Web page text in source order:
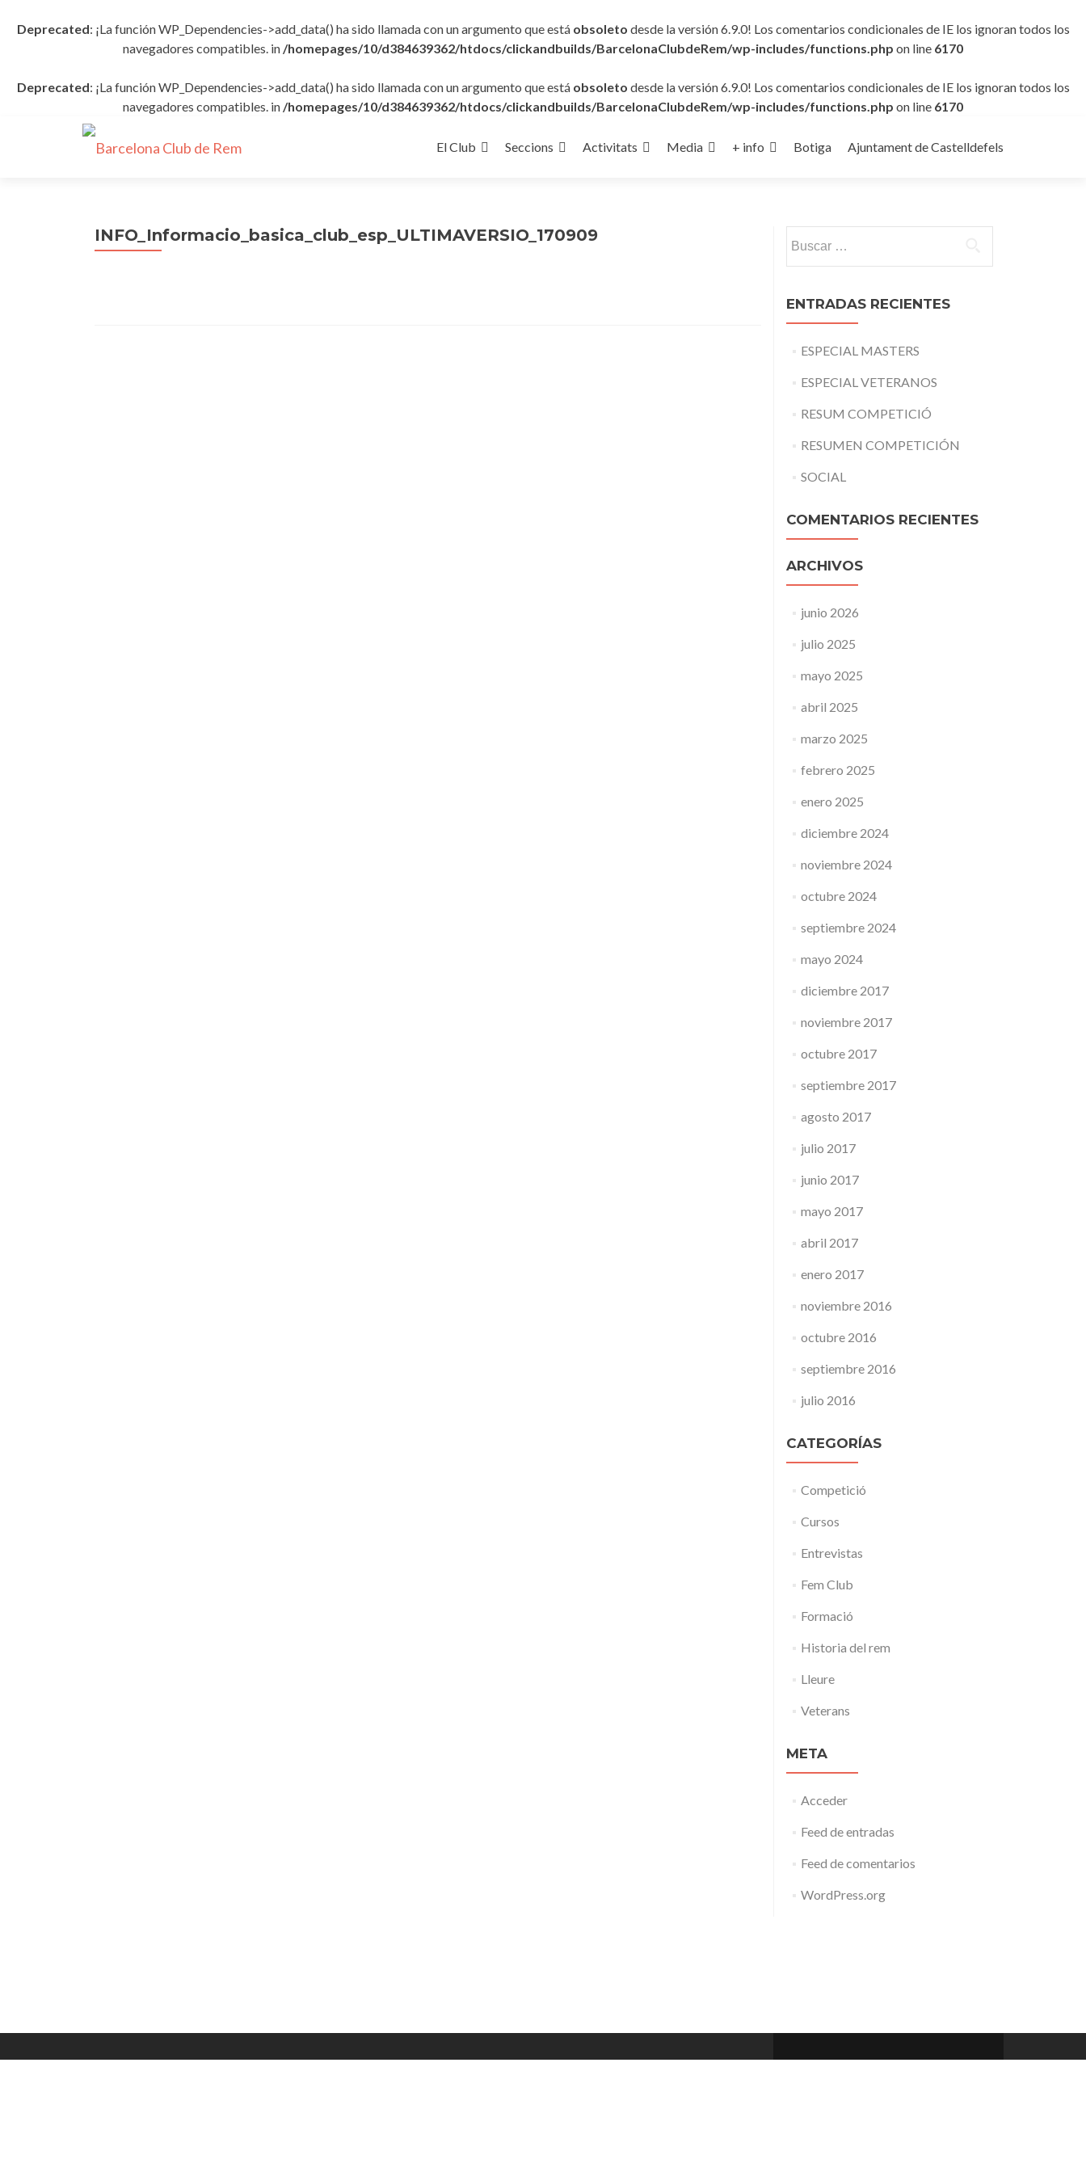
Deprecated: ¡La función WP_Dependencies->add_data() ha sido llamada con un argumento que está obsoleto desde la versión 6.9.0! Los comentarios condicionales de IE los ignoran todos los
navegadores compatibles. in /homepages/10/d384639362/htdocs/clickandbuilds/BarcelonaClubdeRem/wp-includes/functions.php on line 6170
Deprecated: ¡La función WP_Dependencies->add_data() ha sido llamada con un argumento que está obsoleto desde la versión 6.9.0! Los comentarios condicionales de IE los ignoran todos los
navegadores compatibles. in /homepages/10/d384639362/htdocs/clickandbuilds/BarcelonaClubdeRem/wp-includes/functions.php on line 6170
al
El Club Seccions Activitats Media + info Botiga Ajuntament de Castelldefels
INFO_Informacio_basica_club_esp_ULTIMAVERSIO_170909
ENTRADAS RECIENTES
ESPECIAL MASTERS
ESPECIAL VETERANOS
RESUM COMPETICIÓ
RESUMEN COMPETICIÓN
SOCIAL
COMENTARIOS RECIENTES
ARCHIVOS
junio 2026
julio 2025
mayo 2025
abril 2025
marzo 2025
febrero 2025
enero 2025
diciembre 2024
noviembre 2024
octubre 2024
septiembre 2024
mayo 2024
diciembre 2017
noviembre 2017
octubre 2017
septiembre 2017
agosto 2017
julio 2017
junio 2017
mayo 2017
abril 2017
enero 2017
noviembre 2016
octubre 2016
septiembre 2016
julio 2016
CATEGORÍAS
Competició
Cursos
Entrevistas
Fem Club
Formació
Historia del rem
Lleure
Veterans
META
Acceder
Feed de entradas
Feed de comentarios
WordPress.org